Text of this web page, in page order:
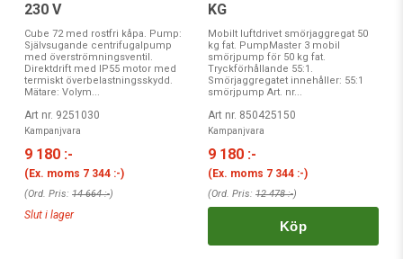
230 V
Cube 72 med rostfri kåpa. Pump:
Självsugande centrifugalpump
med överströmningsventil.
Direktdrift med IP55 motor med
termiskt överbelastningsskydd.
Mätare: Volym...
Art nr. 9251030
Kampanjvara
9 180 :-
(Ex. moms 7 344 :-)
(Ord. Pris: 14 664 :-)
Slut i lager
KG
Mobilt luftdrivet smörjaggregat 50
kg fat. PumpMaster 3 mobil
smörjpump för 50 kg fat.
Tryckförhållande 55:1.
Smörjaggregatet innehåller: 55:1
smörjpump Art. nr...
Art nr. 850425150
Kampanjvara
9 180 :-
(Ex. moms 7 344 :-)
(Ord. Pris: 12 478 :-)
Köp